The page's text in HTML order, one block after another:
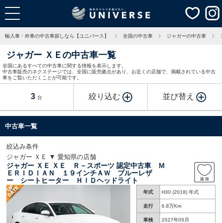
輸入車・外車の中古車探しなら【ユニバース】 全国の中古車 ジャガーの中古車
ジャガー ＸＥの中古車一覧
全国にあるすべての中古車に関する情報を表示します。
中古車販売のネクステージでは、全国に販売拠点があり、お近くの店舗で、掲載されている中古
車をご覧いただくことが可能です。
3 台 絞り込む 並び替え
中古車一覧
絞込み条件
ジャガー ＸＥ ▼ 愛知県の店舗
ジャガー ＸＥ ＸＥ Ｒ－スポーツ 認定中古車 Ｍ
ＥＲＩＤＩＡＮ １９インチＡＷ ブルーレザ
ー シートヒーター ＨＩＤヘッドライト
年式 H30 (2018) 年式
走行 6.8万Km
車検 2027年05月